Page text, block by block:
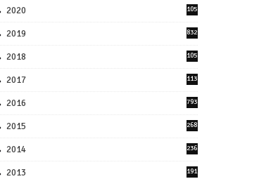
2020
105
2019
832
2018
105
2017
113
2016
793
2015
268
2014
236
2013
191